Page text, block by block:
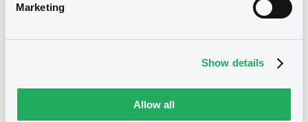
Marketing
Show details
Allow all
거래소에서 유럽의 다자간거래시설(MTF)에서 간소화된 상장 승인 절
하게 룩셈부르크 증권거래소에 상장할 수 있다. 상장 절차 간소화제도
승인 절차의 혜택을 받을 수 있게 되었다.